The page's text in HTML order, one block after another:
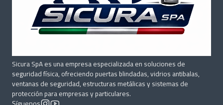
Sicura SpA es una empresa especializada en soluciones de
seguridad física, ofreciendo puertas blindadas, vidrios antibalas,
ventanas de seguridad, estructuras metálicas y sistemas de
protección para empresas y particulares.